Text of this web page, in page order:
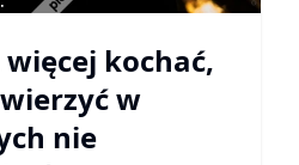
kochać,
w
nie